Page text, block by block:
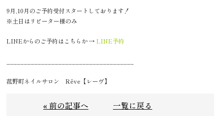
9月,10月のご予約受付スタートしております！
※土日はリピーター様のみ
LINEからのご予約はこちらか → LINE予約
菰野町ネイルサロン Rêve 【レーヴ】
« 前の記事へ 一覧に戻る